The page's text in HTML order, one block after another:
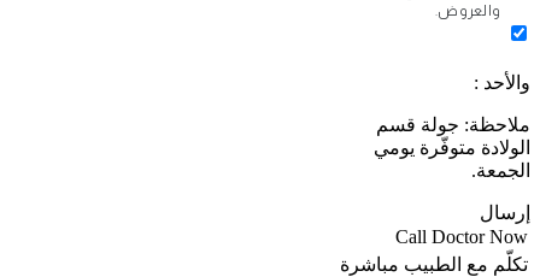
والعروض.
والأحد :
ملاحظة: جولة قسم
الولادة متوفّرة يومي
الجمعة.
إرسال
Call Doctor Now
تكلّم مع الطبيب مباشرة